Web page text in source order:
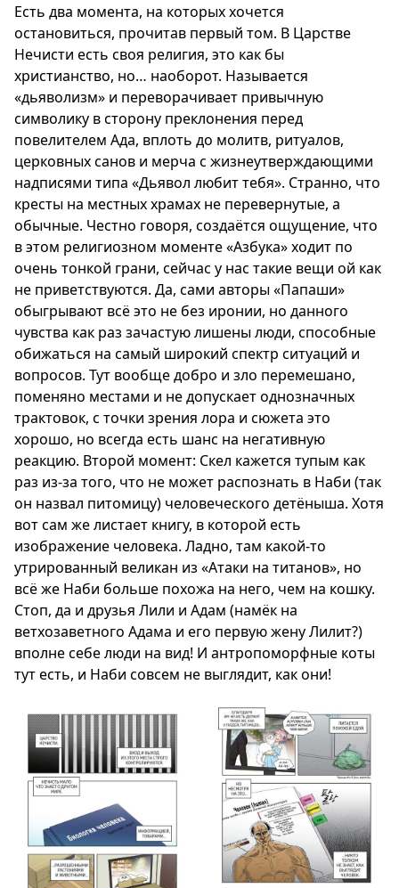
Есть два момента, на которых хочется
остановиться, прочитав первый том. В Царстве
Нечисти есть своя религия, это как бы
христианство, но… наоборот. Называется
«дьяволизм» и переворачивает привычную
символику в сторону преклонения перед
повелителем Ада, вплоть до молитв, ритуалов,
церковных санов и мерча с жизнеутверждающими
надписями типа «Дьявол любит тебя». Странно, что
кресты на местных храмах не перевернутые, а
обычные. Честно говоря, создаётся ощущение, что
в этом религиозном моменте «Азбука» ходит по
очень тонкой грани, сейчас у нас такие вещи ой как
не приветствуются. Да, сами авторы «Папаши»
обыгрывают всё это не без иронии, но данного
чувства как раз зачастую лишены люди, способные
обижаться на самый широкий спектр ситуаций и
вопросов. Тут вообще добро и зло перемешано,
поменяно местами и не допускает однозначных
трактовок, с точки зрения лора и сюжета это
хорошо, но всегда есть шанс на негативную
реакцию. Второй момент: Скел кажется тупым как
раз из-за того, что не может распознать в Наби (так
он назвал питомицу) человеческого детёныша. Хотя
вот сам же листает книгу, в которой есть
изображение человека. Ладно, там какой-то
утрированный великан из «Атаки на титанов», но
всё же Наби больше похожа на него, чем на кошку.
Стоп, да и друзья Лили и Адам (намёк на
ветхозаветного Адама и его первую жену Лилит?)
вполне себе люди на вид! И антропоморфные коты
тут есть, и Наби совсем не выглядит, как они!